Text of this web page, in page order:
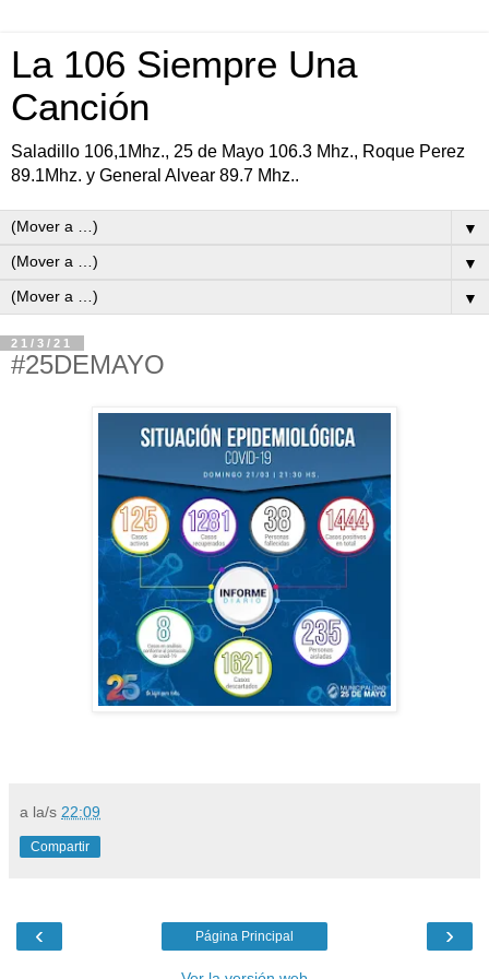
La 106 Siempre Una
Canción
Saladillo 106,1Mhz., 25 de Mayo 106.3 Mhz., Roque Perez
89.1Mhz. y General Alvear 89.7 Mhz..
▼
▼
▼
21/3/21
#25DEMAYO
a la/s 22:09
Compartir
‹ ›
Página Principal